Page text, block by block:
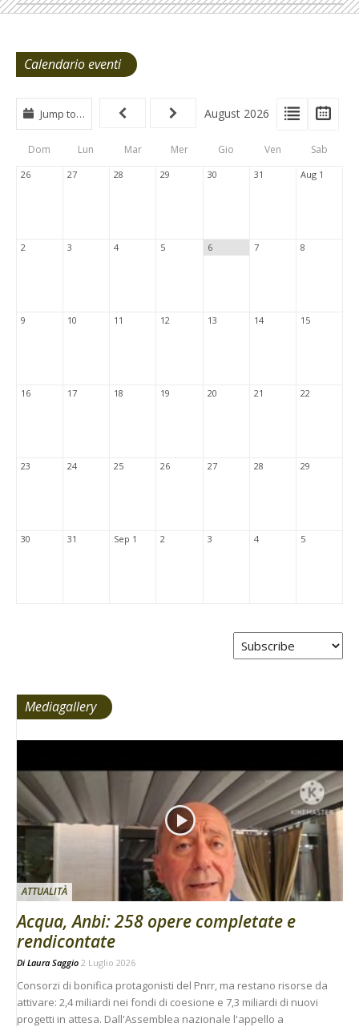
Calendario eventi
View
Type
Tabs
View
List
Jump to… August 2026
Dom Lun Mar Mer Gio Ven Sab
26 27 28 29 30 31 Aug 1
2 3 4 5 6 7 8
9 10 11 12 13 14 15
16 17 18 19 20 21 22
23 24 25 26 27 28 29
30 31 Sep 1 2 3 4 5
Mediagallery
ATTUALITÀ
Acqua, Anbi: 258 opere completate e
rendicontate
Di Laura Saggio 2 Luglio 2026
Consorzi di bonifica protagonisti del Pnrr, ma restano risorse da
attivare: 2,4 miliardi nei fondi di coesione e 7,3 miliardi di nuovi
progetti in attesa. Dall'Assemblea nazionale l'appello a